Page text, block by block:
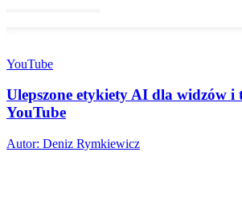
YouTube
Ulepszone etykiety AI dla widzów i
YouTube
Autor: Deniz Rymkiewicz